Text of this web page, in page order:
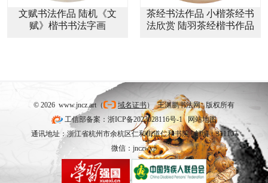
文赋书法作品 陆机《文
赋》楷书书法字画
茶经书法作品 小楷茶经书
法欣赏 陆羽茶经楷书作品
© 2026 www.jncz.art（ 域名证书） 王渊鹏书法网 版权所有
工信部备案：浙ICP备2023028116号-1
网站地图
通讯地址：浙江省杭州市余杭区仁和街道仁和书院 邮编：311107
微信：jnczwyp